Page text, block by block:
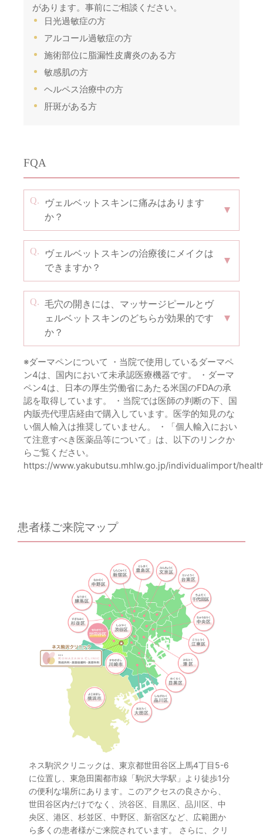
があります。事前にご相談ください。
日光過敏症の方
アルコール過敏症の方
施術部位に脂漏性皮膚炎のある方
敏感肌の方
ヘルペス治療中の方
肝斑がある方
FQA
ヴェルベットスキンに痛みはあります
か？
ヴェルベットスキンの治療後にメイクは
できますか？
毛穴の開きには、マッサージピールとヴ
ェルベットスキンのどちらが効果的です
か？
※ダーマペンについて ・当院で使用しているダーマペ
ン4は、国内において未承認医療機器です。 ・ダーマ
ペン4は、日本の厚生労働省にあたる米国のFDAの承
認を取得しています。 ・当院では医師の判断の下、国
内販売代理店経由で購入しています。医学的知見のな
い個人輸入は推奨していません。 ・「個人輸入におい
て注意すべき医薬品等について」は、以下のリンクか
らご覧ください。
https://www.yakubutsu.mhlw.go.jp/individualimport/
患者様ご来院マップ
ネス駒沢クリニックは、東京都世田谷区上馬4丁目5-6
に位置し、東急田園都市線「駒沢大学駅」より徒歩1分
の便利な場所にあります。このアクセスの良さから、
世田谷区内だけでなく、渋谷区、目黒区、品川区、中
央区、港区、杉並区、中野区、新宿区など、広範囲か
ら多くの患者様がご来院されています。 さらに、クリ